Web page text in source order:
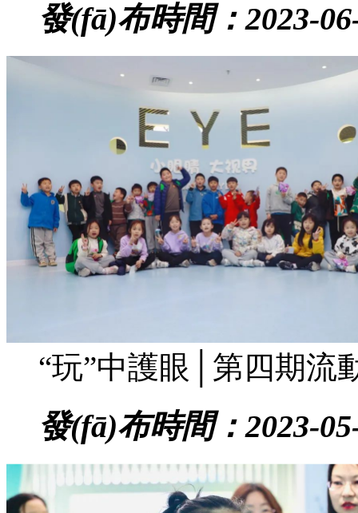
發(fā)布時間：2023-
“玩”中護眼│第四期流
發(fā)布時間：2023-